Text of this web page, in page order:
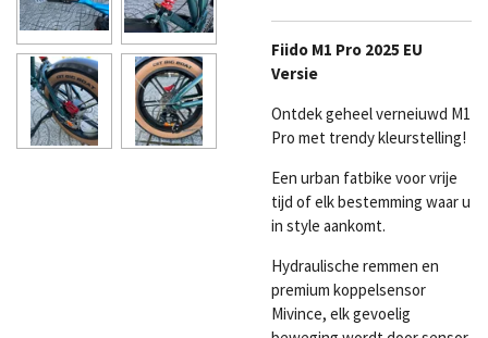
Fiido M1 Pro 2025 EU
Versie
Ontdek geheel verneiuwd M1
Pro met trendy kleurstelling!
Een urban fatbike voor vrije
tijd of elk bestemming waar u
in style aankomt.
Hydraulische remmen en
premium koppelsensor
Mivince, elk gevoelig